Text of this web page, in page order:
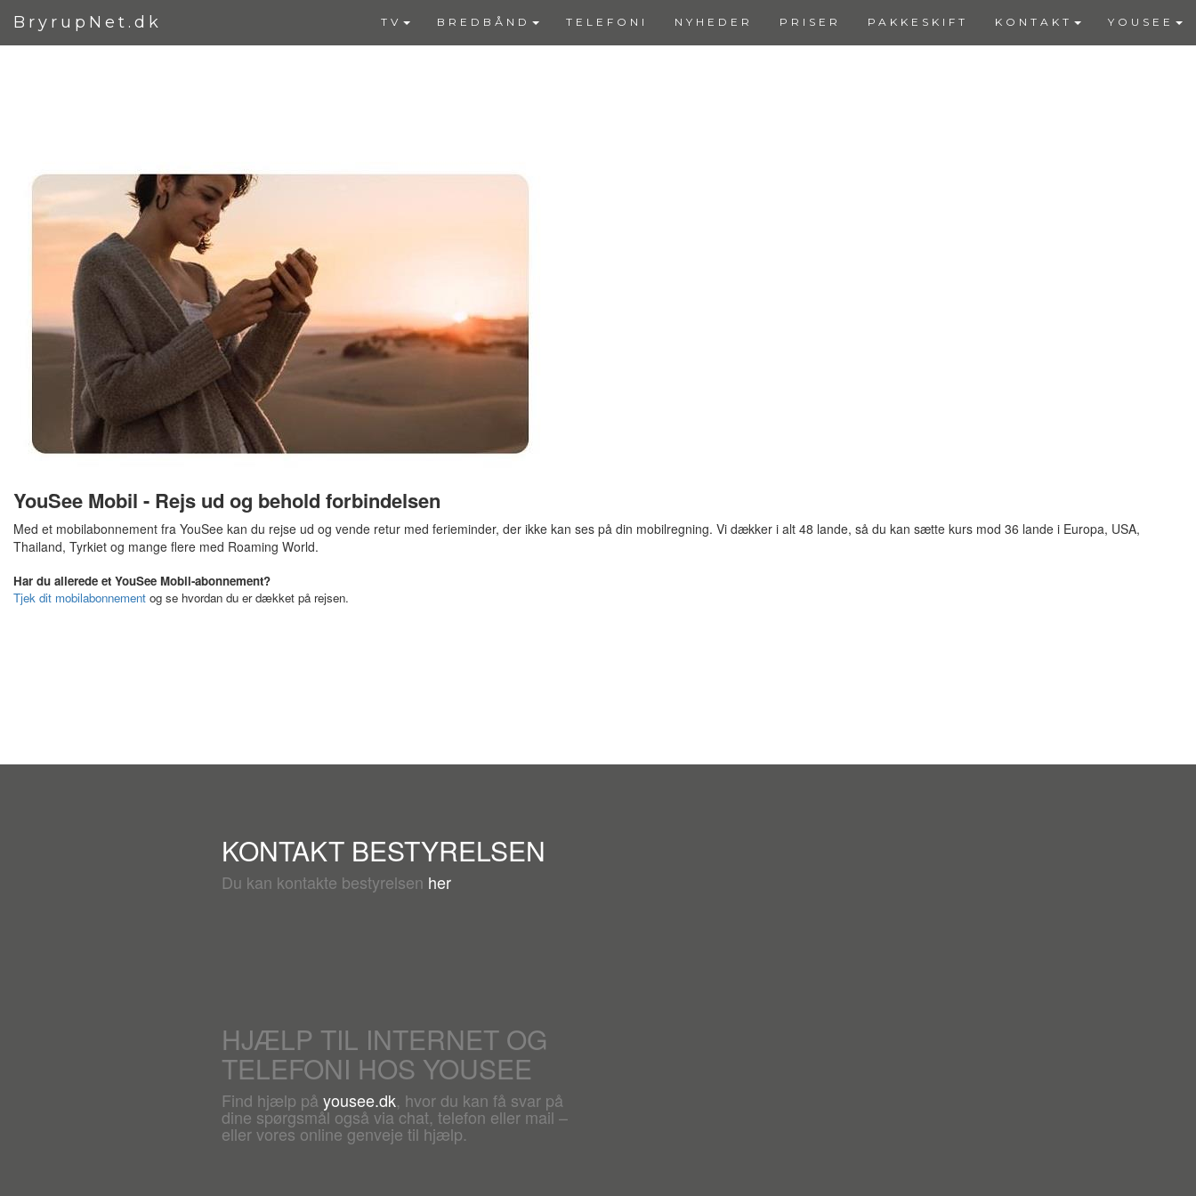
BryrupNet.dk TV BREDBÅND TELEFONI NYHEDER PRISER PAKKESKIFT KONTAKT YOUSEE
YouSee Mobil - Rejs ud og behold forbindelsen
Med et mobilabonnement fra YouSee kan du rejse ud og vende retur med ferieminder, der ikke kan ses på din mobilregning. Vi dækker i alt 48 lande, så du kan sætte kurs mod 36 lande i Europa, USA,
Thailand, Tyrkiet og mange flere med Roaming World.
Har du allerede et YouSee Mobil-abonnement?
Tjek dit mobilabonnement og se hvordan du er dækket på rejsen.
KONTAKT BESTYRELSEN
Du kan kontakte bestyrelsen her
HJÆLP TIL INTERNET OG
TELEFONI HOS YOUSEE
Find hjælp på yousee.dk, hvor du kan få svar på
dine spørgsmål også via chat, telefon eller mail –
eller vores online genveje til hjælp.